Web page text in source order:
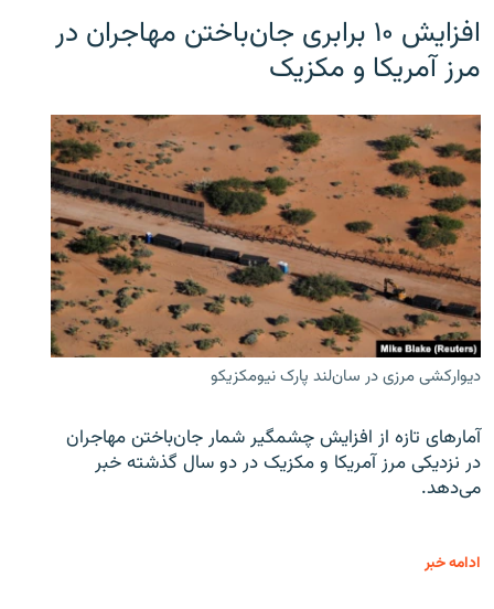
افزایش ۱۰ برابری جان‌باختن مهاجران در
مرز آمریکا و مکزیک
دیوارکشی مرزی در سان‌لند پارک نیومکزیکو
آمارهای تازه از افزایش چشمگیر شمار جان‌باختن مهاجران
در نزدیکی مرز آمریکا و مکزیک در دو سال گذشته خبر
می‌دهد.
ادامه خبر